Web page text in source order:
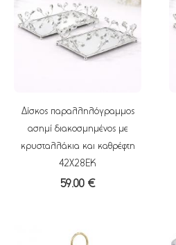
Δίσκος παραλληλόγραμμος
ασημί διακοσμημένος με
κρυσταλλάκια και καθρέφτη
42Χ28ΕΚ
59.00 €